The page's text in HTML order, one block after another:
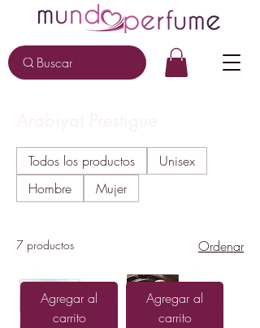
Buscar
Todos los productos
Unisex
Hombre
Mujer
7 productos Ordenar
Agregar al
carrito
Agregar al
carrito